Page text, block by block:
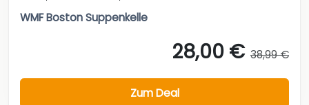
WMF Boston Suppenkelle
28,00 € 38,99 €
Zum Deal